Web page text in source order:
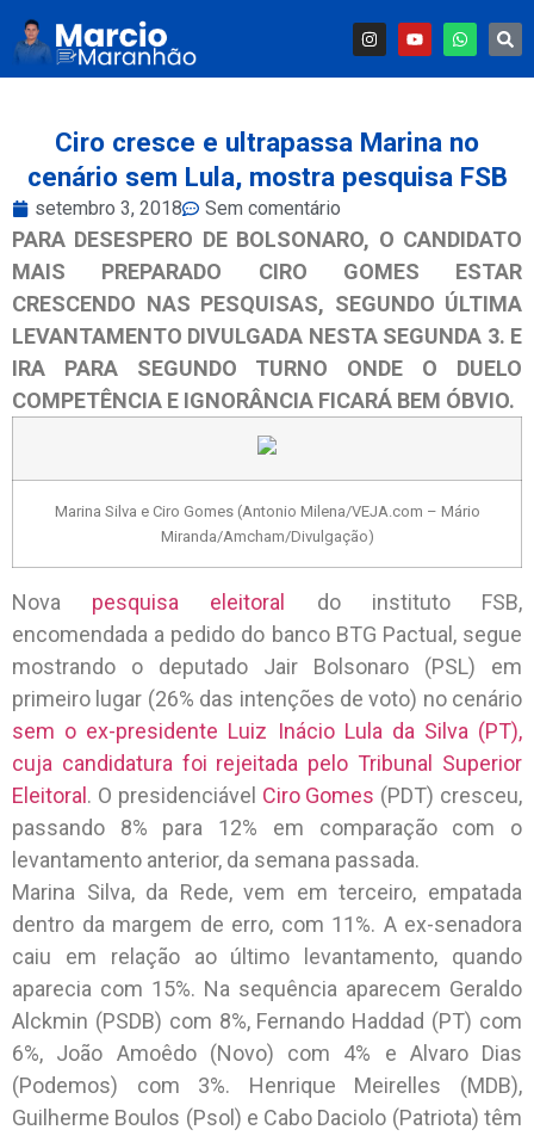
Ciro cresce e ultrapassa Marina no
cenário sem Lula, mostra pesquisa FSB
setembro 3, 2018 Sem comentário
PARA DESESPERO DE BOLSONARO, O CANDIDATO
MAIS PREPARADO CIRO GOMES ESTAR
CRESCENDO NAS PESQUISAS, SEGUNDO ÚLTIMA
LEVANTAMENTO DIVULGADA NESTA SEGUNDA 3. E
IRA PARA SEGUNDO TURNO ONDE O DUELO
COMPETÊNCIA E IGNORÂNCIA FICARÁ BEM ÓBVIO.
Marina Silva e Ciro Gomes (Antonio Milena/VEJA.com – Mário
Miranda/Amcham/Divulgação)
Nova pesquisa eleitoral
do instituto FSB,
encomendada a pedido do banco BTG Pactual, segue
mostrando o deputado Jair Bolsonaro (PSL) em
primeiro lugar (26% das intenções de voto) no cenário
sem o ex-presidente Luiz Inácio Lula da Silva (PT),
cuja candidatura foi rejeitada pelo Tribunal Superior
Eleitoral . O presidenciável Ciro Gomes (PDT) cresceu,
passando 8% para 12% em comparação com o
levantamento anterior, da semana passada.
Marina Silva, da Rede, vem em terceiro, empatada
dentro da margem de erro, com 11%. A ex-senadora
caiu em relação ao último levantamento, quando
aparecia com 15%. Na sequência aparecem Geraldo
Alckmin (PSDB) com 8%, Fernando Haddad (PT) com
6%, João Amoêdo (Novo) com 4% e Alvaro Dias
(Podemos) com 3%. Henrique Meirelles (MDB),
Guilherme Boulos (Psol) e Cabo Daciolo (Patriota) têm